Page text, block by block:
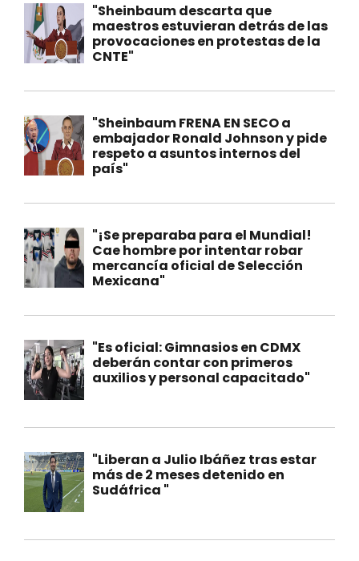
"Sheinbaum descarta que
maestros estuvieran detrás de las
provocaciones en protestas de la
CNTE"
"Sheinbaum FRENA EN SECO a
embajador Ronald Johnson y pide
respeto a asuntos internos del
país"
"¡Se preparaba para el Mundial!
Cae hombre por intentar robar
mercancía oficial de Selección
Mexicana"
"Es oficial: Gimnasios en CDMX
deberán contar con primeros
auxilios y personal capacitado"
"Liberan a Julio Ibáñez tras estar
más de 2 meses detenido en
Sudáfrica "